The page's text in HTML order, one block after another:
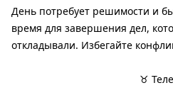
День потребует решимости и
время для завершения дел,
откладывали. Избегайте
♉